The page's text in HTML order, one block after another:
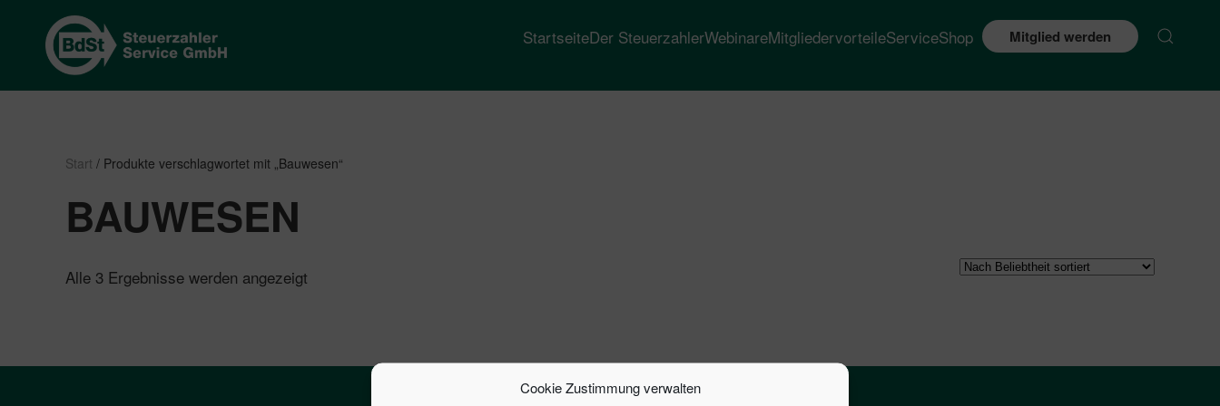
Cookie Zustimmung verwalten
StartseiteDer SteuerzahlerWebinareMitgliedervorteileServiceShop Mitglied werden
Start / Produkte verschlagwortet mit „Bauwesen“
BAUWESEN
Alle 3 Ergebnisse werden angezeigt